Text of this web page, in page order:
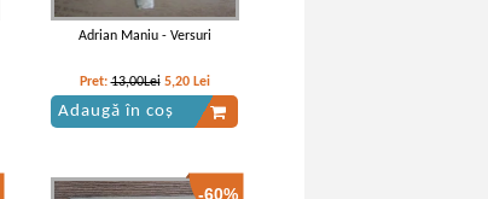
Adrian Maniu - Versuri
Pret:13,00Lei 5,20 Lei
Adaugă în coș
-60%